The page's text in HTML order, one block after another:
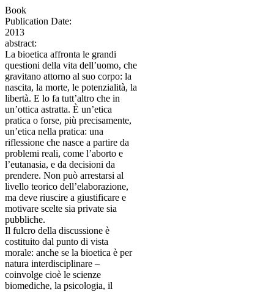
Book
Publication Date:
2013
abstract:
La bioetica affronta le grandi
questioni della vita dell’uomo, che
gravitano attorno al suo corpo: la
nascita, la morte, le potenzialità, la
libertà. E lo fa tutt’altro che in
un’ottica astratta. È un’etica
pratica o forse, più precisamente,
un’etica nella pratica: una
riflessione che nasce a partire da
problemi reali, come l’aborto e
l’eutanasia, e da decisioni da
prendere. Non può arrestarsi al
livello teorico dell’elaborazione,
ma deve riuscire a giustificare e
motivare scelte sia private sia
pubbliche.
Il fulcro della discussione è
costituito dal punto di vista
morale: anche se la bioetica è per
natura interdisciplinare –
coinvolge cioè le scienze
biomediche, la psicologia, il